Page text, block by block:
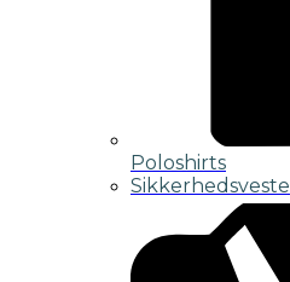
Poloshirts
Sikkerhedsveste